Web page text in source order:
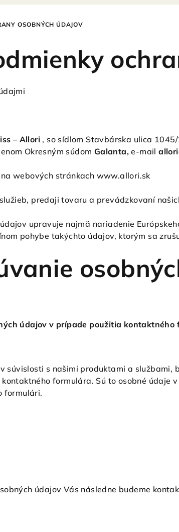
OSOBNÝCH ÚDAJOV
– Allori , so sídlom Stavbárska ulica
Okresným súdom Galanta, e-mail
webových stránkach www.allori.sk
predaji tovaru a prevádzkovaní
upravuje najmä nariadenie
pohybe takýchto údajov, ktorým sa
údajov v prípade použitia kontaktného
súvislosti s našimi produktami a
formulára. Sú to osobné údaje
formulári.
údajov Vás následne budeme